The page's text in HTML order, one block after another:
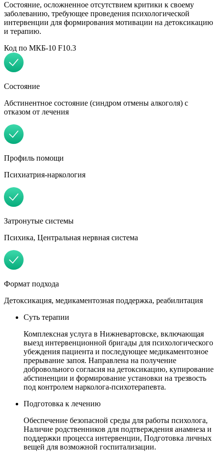
Состояние, осложненное отсутствием критики к своему
заболеванию, требующее проведения психологической
интервенции для формирования мотивации на детоксикацию
и терапию.
Код по МКБ-10 F10.3
Состояние
Абстинентное состояние (синдром отмены алкоголя) с
отказом от лечения
Профиль помощи
Психиатрия-наркология
Затронутые системы
Психика, Центральная нервная система
Формат подхода
Детоксикация, медикаментозная поддержка, реабилитация
Суть терапии
Комплексная услуга в Нижневартовске, включающая
выезд интервенционной бригады для психологического
убеждения пациента и последующее медикаментозное
прерывание запоя. Направлена на получение
добровольного согласия на детоксикацию, купирование
абстиненции и формирование установки на трезвость
под контролем нарколога-психотерапевта.
Подготовка к лечению
Обеспечение безопасной среды для работы психолога,
Наличие родственников для подтверждения анамнеза и
поддержки процесса интервенции, Подготовка личных
вещей для возможной госпитализации.